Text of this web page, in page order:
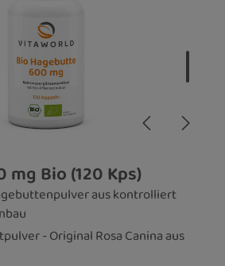
Bio (120 Kps)
aus kontrolliert
- Original Rosa Canina aus